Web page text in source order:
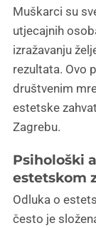
Muškarci su
utjecajnih
izražavanju
rezultata. Ovo
društvenim
estetske
Zagrebu.
Psihološki
estetskom
Odluka o
često je